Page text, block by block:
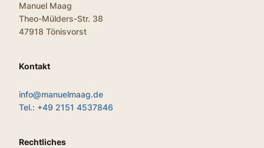
Manuel Maag
Theo-Mülders-Str. 38
47918 Tönisvorst
Kontakt
info@manuelmaag.de
Tel.: +49 2151 4537846
Rechtliches